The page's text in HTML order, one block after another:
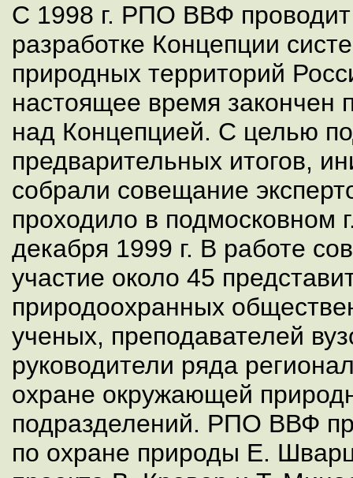
С 1998 г. РПО ВВФ
разработке Концепции
природных территорий
настоящее время закончен
над Концепцией. С целью
предварительных итогов,
собрали совещание
проходило в подмосковном
декабря 1999 г. В работе
участие около 45
природоохранных
ученых, преподавателей
руководители ряда
охране окружающей
подразделений. РПО ВВФ
по охране природы Е.